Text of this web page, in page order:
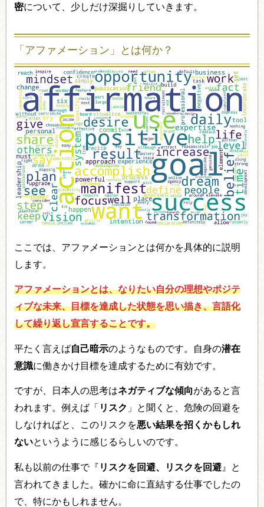
密について、少しだけ深掘りしていきます。
「アファメーション」とは何か？
ここでは、アファメーションとは何かを具体的に説明
します。
アファメーションとは、なりたい自分の理想やポジテ
ィブな未来、目標を達成した状態を思い描き、言語化
して繰り返し宣言することです。
平たく言えば自己暗示のようなものです。自身の潜在
意識に働きかけ目標を達成するために有効です。
ですが、日本人の思考はネガティブな傾向があると言
われます。例えば「 リスク 」と聞くと、危険の回避を
しなければと、このリスクを悪い結果を招くかもしれ
ないというように感じるらしいのです。
私も以前の仕事で『 リスクを回避、リスクを回避 』と
言われてきました。確かに命に直結する仕事でしたの
で、特にかもしれません。